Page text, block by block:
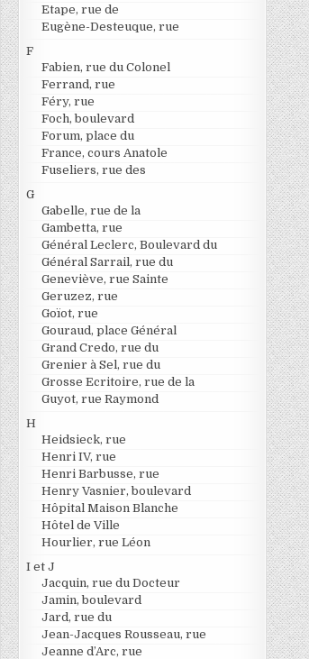
Etape, rue de
Eugène-Desteuque, rue
F
Fabien, rue du Colonel
Ferrand, rue
Féry, rue
Foch, boulevard
Forum, place du
France, cours Anatole
Fuseliers, rue des
G
Gabelle, rue de la
Gambetta, rue
Général Leclerc, Boulevard du
Général Sarrail, rue du
Geneviève, rue Sainte
Geruzez, rue
Goïot, rue
Gouraud, place Général
Grand Credo, rue du
Grenier à Sel, rue du
Grosse Ecritoire, rue de la
Guyot, rue Raymond
H
Heidsieck, rue
Henri IV, rue
Henri Barbusse, rue
Henry Vasnier, boulevard
Hôpital Maison Blanche
Hôtel de Ville
Hourlier, rue Léon
I et J
Jacquin, rue du Docteur
Jamin, boulevard
Jard, rue du
Jean-Jacques Rousseau, rue
Jeanne d’Arc, rue